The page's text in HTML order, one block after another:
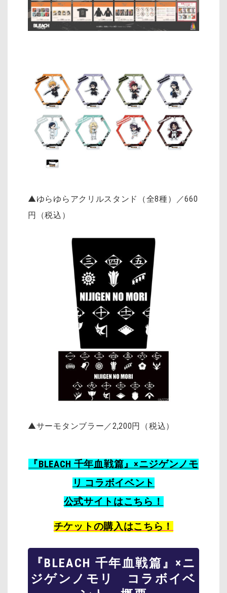
▲ゆらゆらアクリルスタンド（全8種）／660
円（税込）
▲サーモタンブラー／2,200円（税込）
『BLEACH 千年血戦篇』×ニジゲンノモ
リ コラボイベント
公式サイトはこちら！
チケットの購入はこちら！
『BLEACH 千年血戦篇』×ニ
ジゲンノモリ コラボイベ